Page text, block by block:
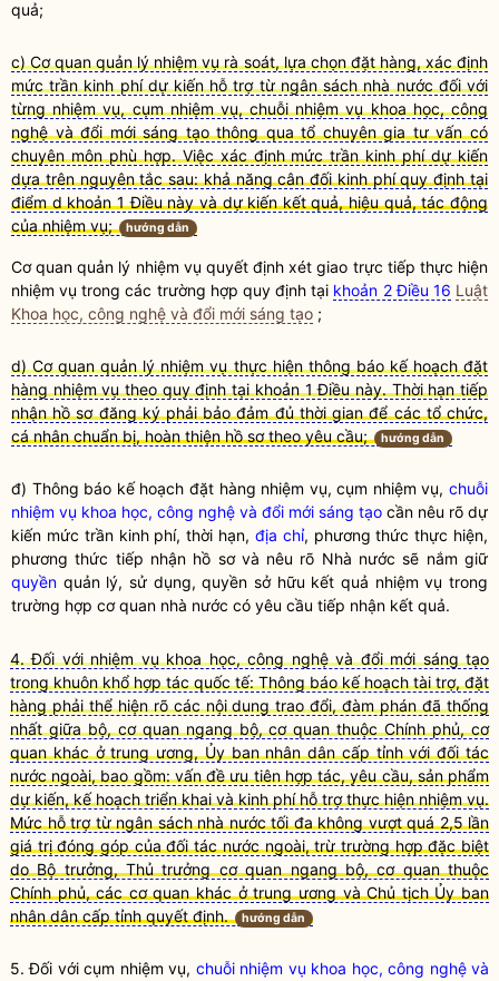
quả;
c) Cơ quan quản lý nhiệm vụ rà soát, lựa chọn đặt hàng, xác định
mức trần kinh phí dự kiến hỗ trợ từ ngân sách nhà nước đối với
từng nhiệm vụ, cụm nhiệm vụ, chuỗi nhiệm vụ khoa học, công
nghệ và đổi mới sáng tạo thông qua tổ chuyên gia tư vấn có
chuyên môn phù hợp. Việc xác định mức trần kinh phí dự kiến
dựa trên nguyên tắc sau: khả năng cân đối kinh phí quy định tại
điểm d khoản 1 Điều này và dự kiến kết quả, hiệu quả, tác động
của nhiệm vụ;
hướng dẫn
Cơ quan quản lý nhiệm vụ quyết định xét giao trực tiếp thực hiện
nhiệm vụ trong các trường hợp quy định tại khoản 2 Điều 16 Luật
Khoa học, công nghệ và đổi mới sáng tạo ;
d) Cơ quan quản lý nhiệm vụ thực hiện thông báo kế hoạch đặt
hàng nhiệm vụ theo quy định tại khoản 1 Điều này. Thời hạn tiếp
nhận hồ sơ đăng ký phải bảo đảm đủ thời gian để các tổ chức,
cá nhân chuẩn bị, hoàn thiện hồ sơ theo yêu cầu;
hướng dẫn
đ) Thông báo kế hoạch đặt hàng nhiệm vụ, cụm nhiệm vụ, chuỗi
nhiệm vụ khoa học, công nghệ và đổi mới sáng tạo cần nêu rõ dự
kiến mức trần kinh phí, thời hạn, địa chỉ, phương thức thực hiện,
phương thức tiếp nhận hồ sơ và nêu rõ Nhà nước sẽ nắm giữ
quyền quản lý, sử dụng,quyền sở hữu kết quả nhiệm vụ trong
trường hợp cơ quan nhà nước có yêu cầu tiếp nhận kết quả.
4. Đối với nhiệm vụ khoa học, công nghệ và đổi mới sáng tạo
trong khuôn khổ hợp tác quốc tế: Thông báo kế hoạch tài trợ, đặt
hàng phải thể hiện rõ các nội dung trao đổi, đàm phán đã thống
nhất giữa bộ, cơ quan ngang bộ, cơ quan thuộc Chính phủ, cơ
quan khác ở trung ương, Ủy ban nhân dân cấp tỉnh với đối tác
nước ngoài, bao gồm: vấn đề ưu tiên hợp tác, yêu cầu, sản phẩm
dự kiến, kế hoạch triển khai và kinh phí hỗ trợ thực hiện nhiệm vụ.
Mức hỗ trợ từ ngân sách nhà nước tối đa không vượt quá 2,5 lần
giá trị đóng góp của đối tác nước ngoài, trừ trường hợp đặc biệt
do Bộ trưởng, Thủ trưởng cơ quan ngang bộ, cơ quan thuộc
Chính phủ, các cơ quan khác ở trung ương và Chủ tịch Ủy ban
nhân dân cấp tỉnh quyết định.
hướng dẫn
5. Đối với cụm nhiệm vụ, chuỗi nhiệm vụ khoa học, công nghệ và